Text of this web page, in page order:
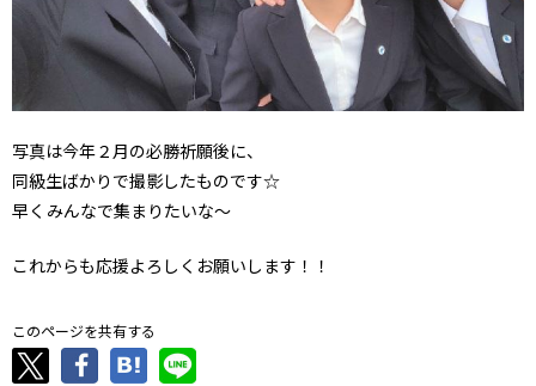
写真は今年２月の必勝祈願後に、
同級生ばかりで撮影したものです☆
早くみんなで集まりたいな～
これからも応援よろしくお願いします！！
このページを共有する